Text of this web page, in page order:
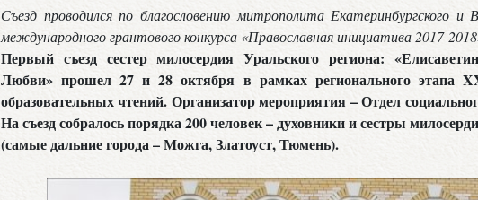
Съезд проводился по благословению митрополита Екатеринбургского
международного грантового конкурса «Православная инициатива 2017-
Первый съезд сестер милосердия Уральского региона:
Любви» прошел 27 и 28 октября в рамках регионального этапа
образовательных чтений. Организатор мероприятия – Отдел
На съезд собралось порядка 200 человек – духовники и сестры
(самые дальние города – Можга, Златоуст, Тюмень).